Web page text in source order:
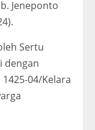
Jeneponto
Sertu
dengan
04/Kelara